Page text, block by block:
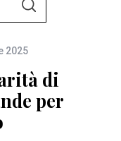
S
C
2025
di
per